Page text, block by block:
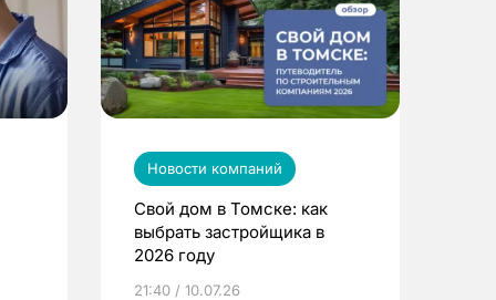
Новости компаний
Свой дом в Томске: как
выбрать застройщика в
2026 году
21:40 / 10.07.26